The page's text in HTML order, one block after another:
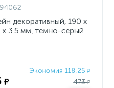
94062
декоративный, 190 х
х 3.5 мм, темно-серый
Экономия 118,25 ₽
₽ 473₽